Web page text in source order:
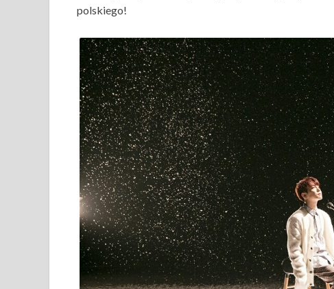
polskiego!